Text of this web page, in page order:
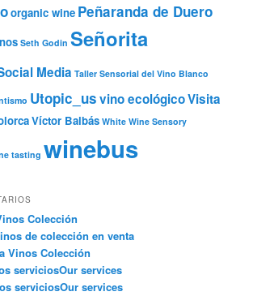
organic wine Peñaranda de Duero
Seth Godin Señorita
Media Taller Sensorial del Vino Blanco
Utopic_usvino ecológicoVisita
Víctor Balbás White Wine Sensory
tasting winebus
Colección
de colección en venta
Vinos Colección
serviciosOur services
serviciosOur services